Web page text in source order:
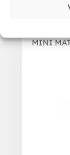
MINI